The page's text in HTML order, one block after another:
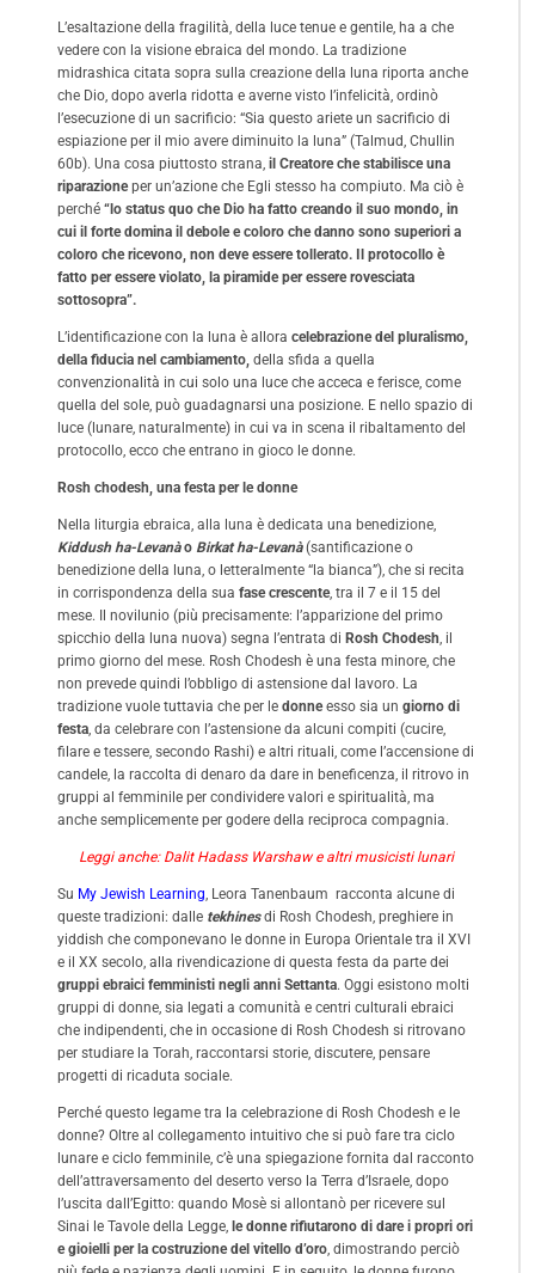
L’esaltazione della fragilità, della luce tenue e gentile, ha a che
vedere con la visione ebraica del mondo. La tradizione
midrashica citata sopra sulla creazione della luna riporta anche
che Dio, dopo averla ridotta e averne visto l’infelicità, ordinò
l’esecuzione di un sacrificio: “Sia questo ariete un sacrificio di
espiazione per il mio avere diminuito la luna” (Talmud, Chullin
60b). Una cosa piuttosto strana, il Creatore che stabilisce una
riparazioneper un’azione che Egli stesso ha compiuto. Ma ciò è
perché “lo status quo che Dio ha fatto creando il suo mondo, in
cui il forte domina il debole e coloro che danno sono superiori a
coloro che ricevono, non deve essere tollerato. Il protocollo è
fatto per essere violato, la piramide per essere rovesciata
sottosopra”.
L’identificazione con la luna è allora celebrazione del pluralismo,
della fiducia nel cambiamento, della sfida a quella
convenzionalità in cui solo una luce che acceca e ferisce, come
quella del sole, può guadagnarsi una posizione. E nello spazio di
luce (lunare, naturalmente) in cui va in scena il ribaltamento del
protocollo, ecco che entrano in gioco le donne.
Rosh chodesh, una festa per le donne
Nella liturgia ebraica, alla luna è dedicata una benedizione,
Kiddush ha-Levanào Birkat ha-Levanà (santificazione o
benedizione della luna, o letteralmente “la bianca”), che si recita
in corrispondenza della sua fase crescente, tra il 7 e il 15 del
mese. Il novilunio (più precisamente: l’apparizione del primo
spicchio della luna nuova) segna l’entrata di Rosh Chodesh , il
primo giorno del mese. Rosh Chodesh è una festa minore, che
non prevede quindi l’obbligo di astensione dal lavoro. La
tradizione vuole tuttavia che per le donneesso sia un giorno di
festa , da celebrare con l’astensione da alcuni compiti (cucire,
filare e tessere, secondo Rashi) e altri rituali, come l’accensione di
candele, la raccolta di denaro da dare in beneficenza, il ritrovo in
gruppi al femminile per condividere valori e spiritualità, ma
anche semplicemente per godere della reciproca compagnia.
Leggi anche: Dalit Hadass Warshaw e altri musicisti lunari
Su My Jewish Learning Leora Tanenbaum racconta alcune di
queste tradizioni: dalle tekhines di Rosh Chodesh, preghiere in
yiddish che componevano le donne in Europa Orientale tra il XVI
e il XX secolo, alla rivendicazione di questa festa da parte dei
gruppi ebraici femministi negli anni Settanta. Oggi esistono molti
gruppi di donne, sia legati a comunità e centri culturali ebraici
che indipendenti, che in occasione di Rosh Chodesh si ritrovano
per studiare la Torah, raccontarsi storie, discutere, pensare
progetti di ricaduta sociale.
Perché questo legame tra la celebrazione di Rosh Chodesh e le
donne? Oltre al collegamento intuitivo che si può fare tra ciclo
lunare e ciclo femminile, c’è una spiegazione fornita dal racconto
dell’attraversamento del deserto verso la Terra d’Israele, dopo
l’uscita dall’Egitto: quando Mosè si allontanò per ricevere sul
Sinai le Tavole della Legge, le donne rifiutarono di dare i propri ori
e gioielli per la costruzione del vitello d’oro , dimostrando perciò